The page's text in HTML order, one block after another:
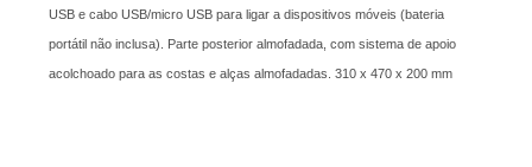
USB e cabo USB/micro USB para ligar a dispositivos móveis (bateria
portátil não inclusa). Parte posterior almofadada, com sistema de apoio
acolchoado para as costas e alças almofadadas. 310 x 470 x 200 mm